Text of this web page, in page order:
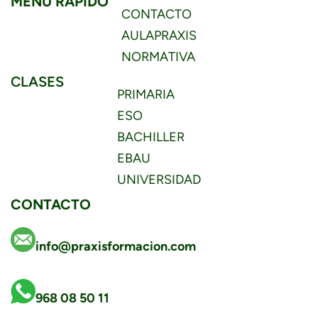
CONTACTO
AULAPRAXIS
NORMATIVA
CLASES
PRIMARIA
ESO
BACHILLER
EBAU
UNIVERSIDAD
CONTACTO
info@praxisformacion.com
968 08 50 11